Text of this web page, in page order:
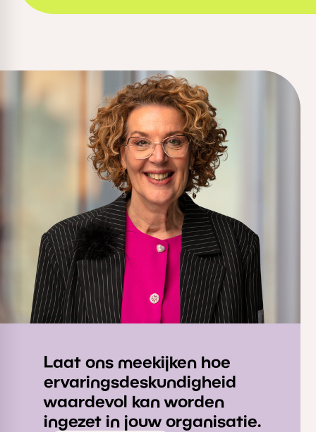
Laat ons meekijken hoe
ervaringsdeskundigheid
waardevol kan worden
ingezet in jouw organisatie.